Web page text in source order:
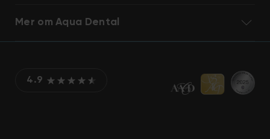
Mer om Aqua Dental
4.9